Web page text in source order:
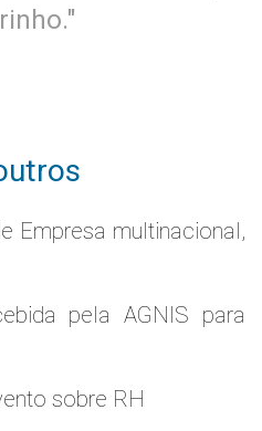
Empresa multinacional,
pela AGNIS para
sobre RH